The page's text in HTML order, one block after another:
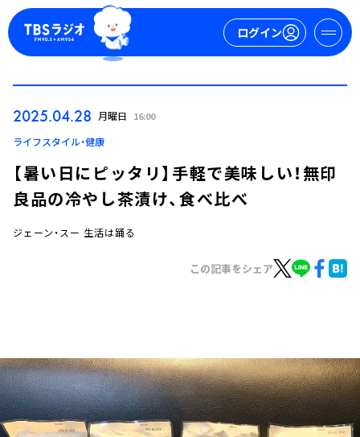
ログイン
ログイン
お知らせ
イベント・グッズ
YouTube
会社情報
2025.04.28 月曜日 16:00
ライフスタイル・健康
【暑い日にピッタリ】手軽で美味しい！無印
良品の冷やし茶漬け、食べ比べ
ジェーン・スー 生活は踊る
この記事をシェア